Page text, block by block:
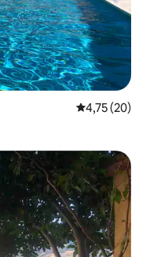
4,75 de uma
4,75 (20)